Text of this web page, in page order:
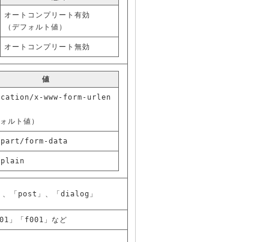
オートコンプリート有効
（デフォルト値）
オートコンプリート無効
値
x-www-form-urlen
ルト値）
form-data
「post」、「dialog」
」「f001」など